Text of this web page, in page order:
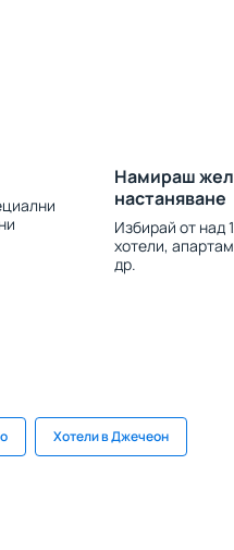
Намираш
настаняване
Избирай от над
хотели,
др.
Хотели в Джечеон